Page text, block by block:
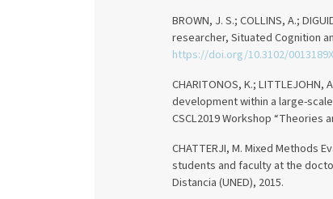
BROWN, J. S.; COLLINS, A.;
researcher, Situated Cognition
https://doi.org/10.3102/
CHARITONOS, K.;
development within a large-
CSCL2019 Workshop “Theories
CHATTERJI, M. Mixed Methods
students and faculty at the
Distancia (UNED), 2015.